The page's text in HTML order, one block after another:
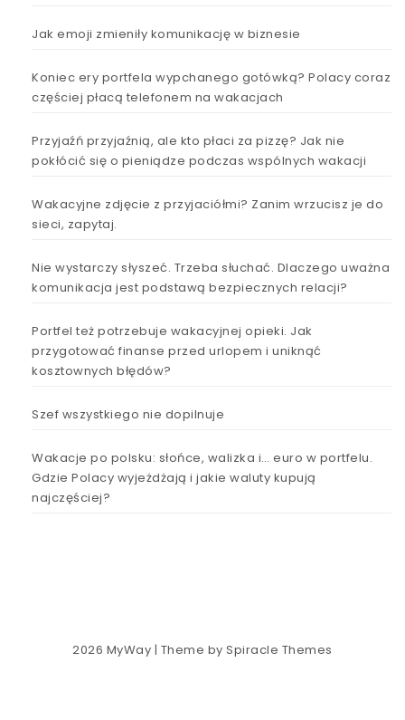
Jak emoji zmieniły komunikację w biznesie
Koniec ery portfela wypchanego gotówką? Polacy coraz
częściej płacą telefonem na wakacjach
Przyjaźń przyjaźnią, ale kto płaci za pizzę? Jak nie
pokłócić się o pieniądze podczas wspólnych wakacji
Wakacyjne zdjęcie z przyjaciółmi? Zanim wrzucisz je do
sieci, zapytaj.
Nie wystarczy słyszeć. Trzeba słuchać. Dlaczego uważna
komunikacja jest podstawą bezpiecznych relacji?
Portfel też potrzebuje wakacyjnej opieki. Jak
przygotować finanse przed urlopem i uniknąć
kosztownych błędów?
Szef wszystkiego nie dopilnuje
Wakacje po polsku: słońce, walizka i… euro w portfelu.
Gdzie Polacy wyjeżdżają i jakie waluty kupują
najczęściej?
2026 MyWay | Theme bySpiracle Themes